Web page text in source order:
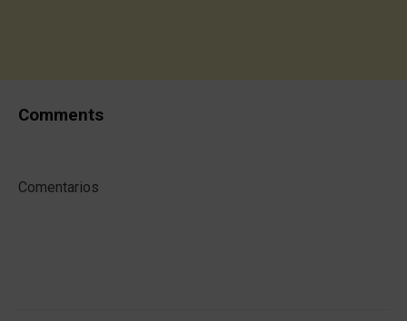
Comments
Comentarios